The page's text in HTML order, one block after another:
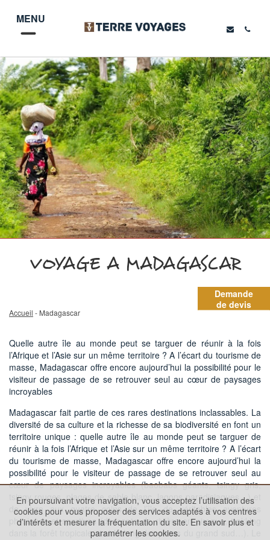
MENU
VOYAGE A MADAGASCAR
Accueil - Madagascar
Quelle autre île au monde peut se targuer de réunir à la fois
l’Afrique et l’Asie sur un même territoire ? A l’écart du tourisme de
masse, Madagascar offre encore aujourd’hui la possibilité pour le
visiteur de passage de se retrouver seul au cœur de paysages
incroyables
Madagascar fait partie de ces rares destinations inclassables. La
diversité de sa culture et la richesse de sa biodiversité en font un
territoire unique : quelle autre île au monde peut se targuer de
réunir à la fois l’Afrique et l’Asie sur un même territoire ? A l’écart
du tourisme de masse, Madagascar offre encore aujourd’hui la
possibilité pour le visiteur de passage de se retrouver seul au
cœur de paysages incroyables (baobabs géants, tsingy gris,
tsingy rouges, plages de sable blanc, lagons paradisiaques…) et
de vivre aux quatre coins de l’île de véritables aventures
physiques et sportives (descente de rivière en pirogue, trekking
dans la forêt tropicale, 4x4 le long des pistes du grand sud…). Le
Demande
de devis
En poursuivant votre navigation, vous acceptez l’utilisation des
cookies pour vous proposer des services adaptés à vos centres
d’intérêts et mesurer la fréquentation du site. En savoir plus et
paramétrer les cookies.